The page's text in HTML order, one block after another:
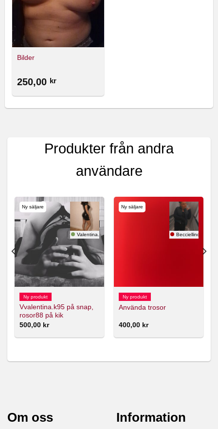
Bilder
250,00 kr
Produkter från andra
användare
Ny säljare
Valentina.S
Ny produkt
Vvalentina.k95 på snap,
rosor88 på kik
500,00 kr
Ny säljare
Becciellinor
Ny produkt
Använda trosor
400,00 kr
Om oss Information